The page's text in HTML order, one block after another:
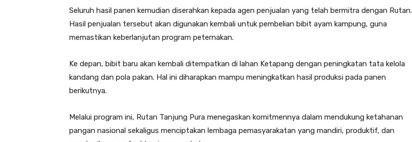
Seluruh hasil panen kemudian diserahkan kepada agen penjualan yang telah bermitra dengan Rutan.
Hasil penjualan tersebut akan digunakan kembali untuk pembelian bibit ayam kampung, guna
memastikan keberlanjutan program peternakan.
Ke depan, bibit baru akan kembali ditempatkan di lahan Ketapang dengan peningkatan tata kelola
kandang dan pola pakan. Hal ini diharapkan mampu meningkatkan hasil produksi pada panen
berikutnya.
Melalui program ini, Rutan Tanjung Pura menegaskan komitmennya dalam mendukung ketahanan
pangan nasional sekaligus menciptakan lembaga pemasyarakatan yang mandiri, produktif, dan